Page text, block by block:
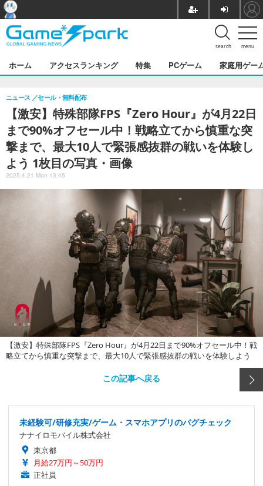
menu
search
ホーム アクセスランキング 特集 PCゲーム 家庭用ゲー
【激安】特殊部隊FPS『Zero Hour』が4月22日
まで90%オフセール中！戦略立てから慎重な突
撃まで、最大10人で緊張感抜群の戦いを体験し
よう 1枚目の写真・画像
ニュース セール・無料配布
2025.4.21 Mon 13:45
【激安】特殊部隊FPS『Zero Hour』が4月22日まで90%オフセール中！戦
略立てから慎重な突撃まで、最大10人で緊張感抜群の戦いを体験しよう
この記事へ戻る
未経験可/研修充実/ゲーム・スマホアプリのバグチェック
ナナイロモバイル株式会社
東京都
月給27万円～50万円
正社員